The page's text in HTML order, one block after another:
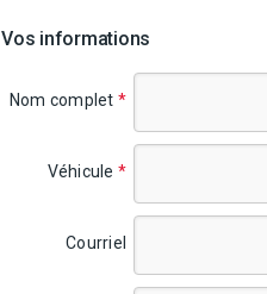
Vos informations
Nom complet *
Véhicule *
Courriel